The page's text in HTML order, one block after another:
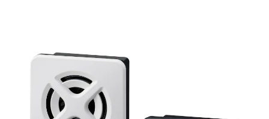
ログイン
用途別改善アイデア